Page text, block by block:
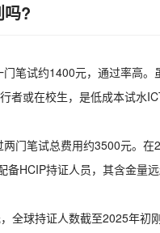
吗?
笔试约1400元，通过率高
或在校生，是低成本试水
门笔试总费用约3500元。
HCIP持证人员，其含金量
全球持证人数截至2025年